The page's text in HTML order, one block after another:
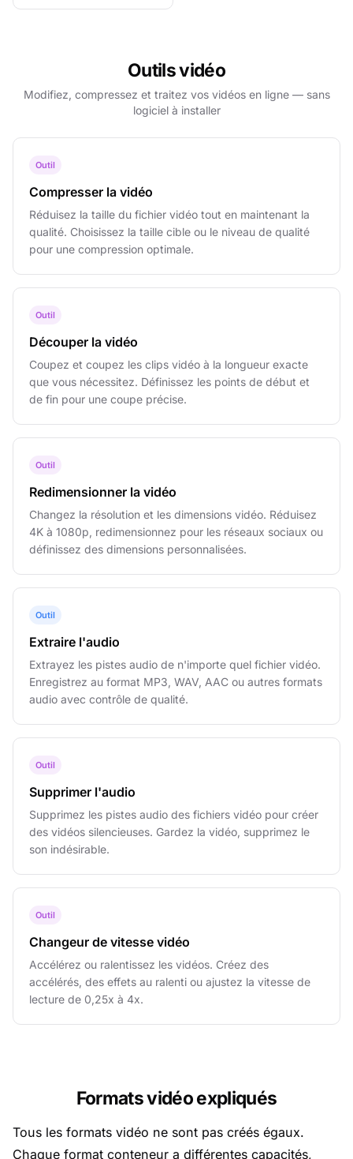
Outils vidéo
Modifiez, compressez et traitez vos vidéos en ligne — sans
logiciel à installer
Outil
Compresser la vidéo
Réduisez la taille du fichier vidéo tout en maintenant la
qualité. Choisissez la taille cible ou le niveau de qualité
pour une compression optimale.
Outil
Découper la vidéo
Coupez et coupez les clips vidéo à la longueur exacte
que vous nécessitez. Définissez les points de début et
de fin pour une coupe précise.
Outil
Redimensionner la vidéo
Changez la résolution et les dimensions vidéo. Réduisez
4K à 1080p, redimensionnez pour les réseaux sociaux ou
définissez des dimensions personnalisées.
Outil
Extraire l'audio
Extrayez les pistes audio de n'importe quel fichier vidéo.
Enregistrez au format MP3, WAV, AAC ou autres formats
audio avec contrôle de qualité.
Outil
Supprimer l'audio
Supprimez les pistes audio des fichiers vidéo pour créer
des vidéos silencieuses. Gardez la vidéo, supprimez le
son indésirable.
Outil
Changeur de vitesse vidéo
Accélérez ou ralentissez les vidéos. Créez des
accélérés, des effets au ralenti ou ajustez la vitesse de
lecture de 0,25x à 4x.
Formats vidéo expliqués
Tous les formats vidéo ne sont pas créés égaux.
Chaque format conteneur a différentes capacités,